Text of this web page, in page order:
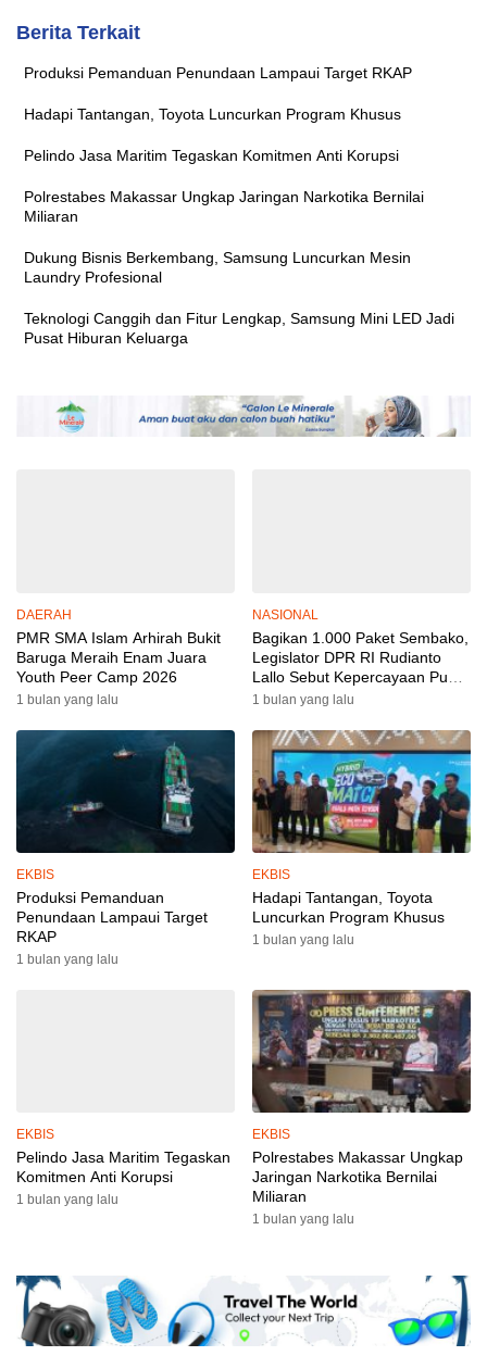
Berita Terkait
Produksi Pemanduan Penundaan Lampaui Target RKAP
Hadapi Tantangan, Toyota Luncurkan Program Khusus
Pelindo Jasa Maritim Tegaskan Komitmen Anti Korupsi
Polrestabes Makassar Ungkap Jaringan Narkotika Bernilai
Miliaran
Dukung Bisnis Berkembang, Samsung Luncurkan Mesin
Laundry Profesional
Teknologi Canggih dan Fitur Lengkap, Samsung Mini LED Jadi
Pusat Hiburan Keluarga
DAERAH
PMR SMA Islam Arhirah Bukit
Baruga Meraih Enam Juara
Youth Peer Camp 2026
1 bulan yang lalu
NASIONAL
Bagikan 1.000 Paket Sembako,
Legislator DPR RI Rudianto
Lallo Sebut Kepercayaan Publik
Ke Polri Meningkat
1 bulan yang lalu
EKBIS
Produksi Pemanduan
Penundaan Lampaui Target
RKAP
1 bulan yang lalu
EKBIS
Hadapi Tantangan, Toyota
Luncurkan Program Khusus
1 bulan yang lalu
EKBIS
Pelindo Jasa Maritim Tegaskan
Komitmen Anti Korupsi
1 bulan yang lalu
EKBIS
Polrestabes Makassar Ungkap
Jaringan Narkotika Bernilai
Miliaran
1 bulan yang lalu